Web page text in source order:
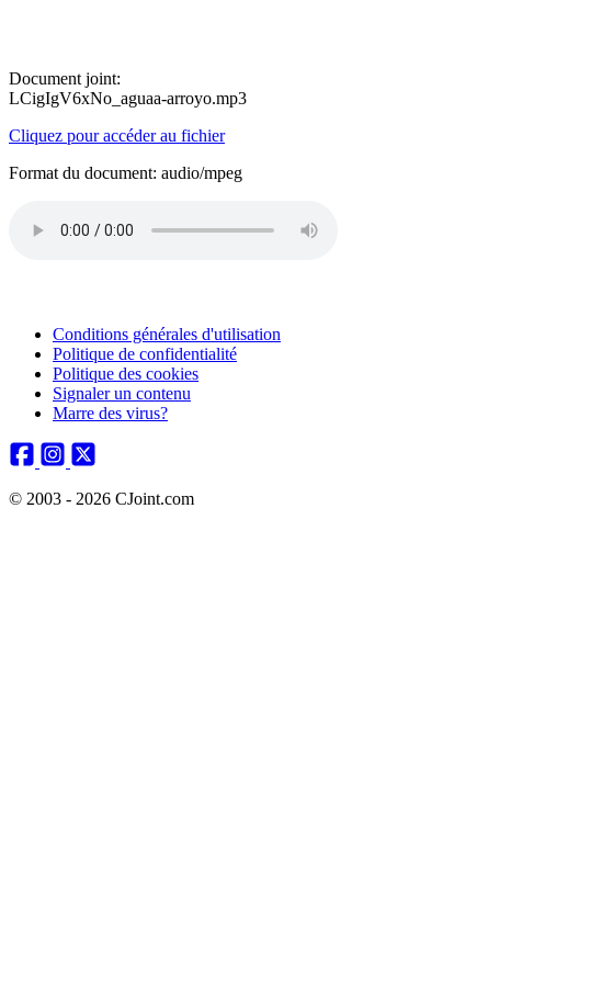
Document joint:
LCigIgV6xNo_aguaa-arroyo.mp3
Cliquez pour accéder au fichier
Format du document: audio/mpeg
Conditions générales d'utilisation
Politique de confidentialité
Politique des cookies
Signaler un contenu
Marre des virus?
© 2003 - 2026 CJoint.com